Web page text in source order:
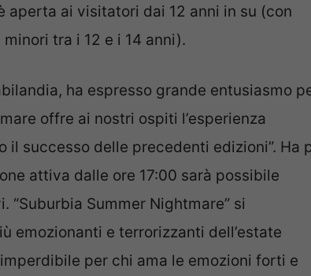
ai visitatori dai 12 anni in su (con
tra i 12 e i 14 anni).
ha espresso grande entusiasmo
offre ai nostri ospiti l’esperienza
il successo delle precedenti edizioni”. Ha
attiva dalle ore 17:00 sarà possibile
“Suburbia Summer Nightmare” si
emozionanti e terrorizzanti dell’estate
per chi ama le emozioni forti e